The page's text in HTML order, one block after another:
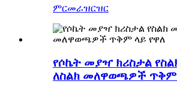
ምርመራዝርዝር
የሶኬት መያዣ ክሪስታል
ለስልክ መለዋወጫዎች ጥቅም